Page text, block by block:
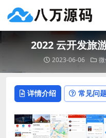
2022 云开发旅
2023-06-06
详情介绍 常见问